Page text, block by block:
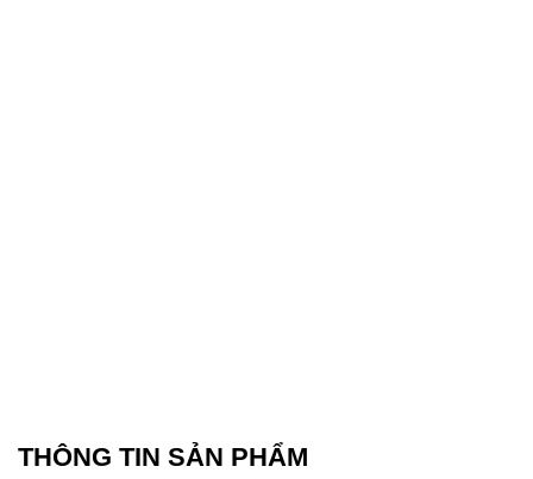
THÔNG TIN SẢN PHẨM